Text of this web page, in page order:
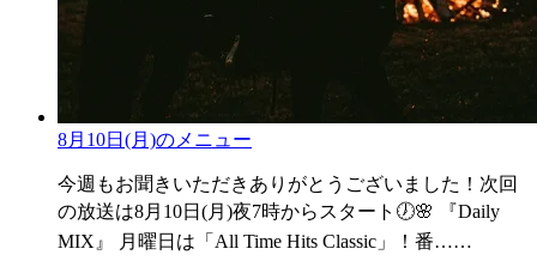
8月10日(月)のメニュー
今週もお聞きいただきありがとうございました！次回
の放送は8月10日(月)夜7時からスタート🕖🌸 『Daily
MIX』 月曜日は「All Time Hits Classic」！番……